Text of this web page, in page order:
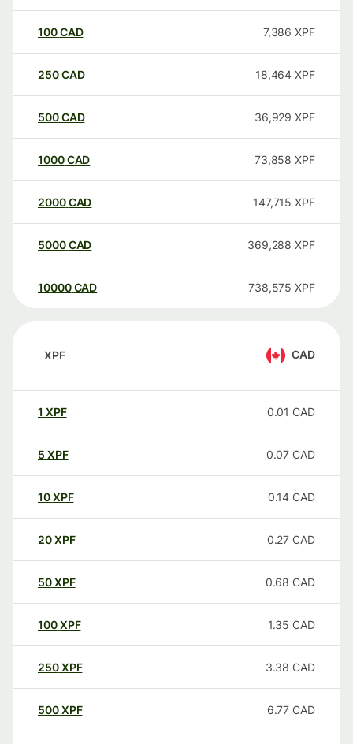
100CAD 7,386 XPF
250CAD 18,464 XPF
500CAD 36,929 XPF
1000CAD 73,858 XPF
2000CAD 147,715 XPF
5000CAD 369,288 XPF
10000 CAD 738,575 XPF
XPF CAD
1 XPF 0.01 CAD
5 XPF 0.07 CAD
10XPF 0.14 CAD
20XPF 0.27 CAD
50XPF 0.68 CAD
100XPF 1.35 CAD
250XPF 3.38 CAD
500XPF 6.77 CAD